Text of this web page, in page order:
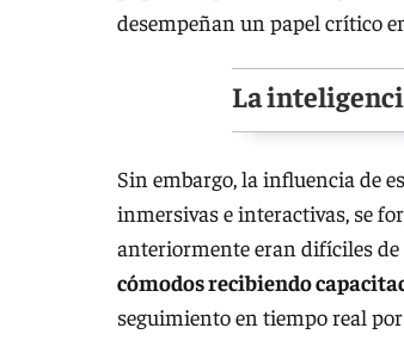
desempeñan un papel crítico
La
Sin embargo, la influencia de
inmersivas e interactivas, se
anteriormente eran difíciles
cómodos recibiendo
seguimiento en tiempo real